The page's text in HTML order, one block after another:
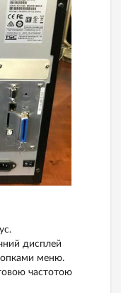
дисплей
меню.
частотою